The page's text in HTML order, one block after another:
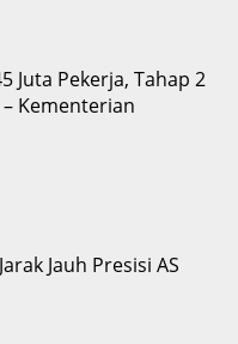
Juta Pekerja, Tahap 2
Kementerian